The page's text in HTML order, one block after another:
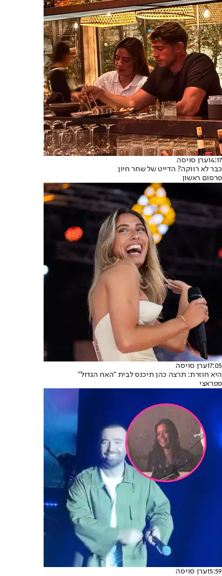
14:17ערן סויסה
כבר לא רווקה? הדייט של שחר חיון
פרסום ראשון
17:05ערן סויסה
היא חוזרת: תרצה כהן תיכנס לבית "האח הגדול"
פפראצי
15:59ערן סויסה